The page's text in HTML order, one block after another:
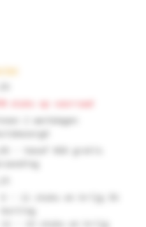
stuks op voorraad
2 werkdagen